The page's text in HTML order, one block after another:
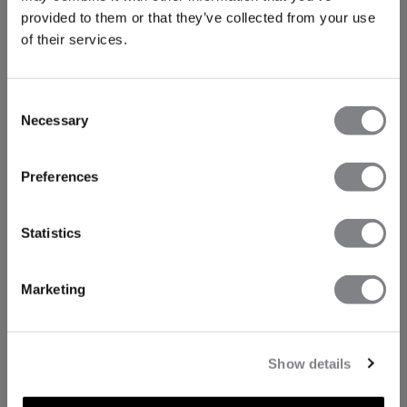
provided to them or that they’ve collected from your use
of their services.
Selection
Necessary
Preferences
Statistics
Marketing
Show details